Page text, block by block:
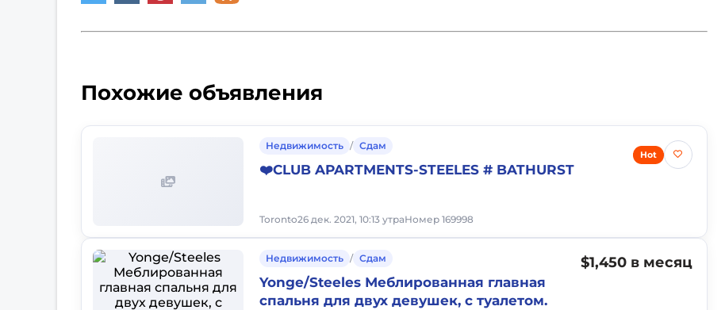
Похожие объявления
Недвижимость / Сдам
❤️CLUB APARTMENTS-STEELES # BATHURST
Toronto26 дек. 2021, 10:13 утраНомер 169998
Hot
Недвижимость / Сдам
Yonge/Steeles Меблированная главная
спальня для двух девушек, с туалетом.
$1,450 в месяц